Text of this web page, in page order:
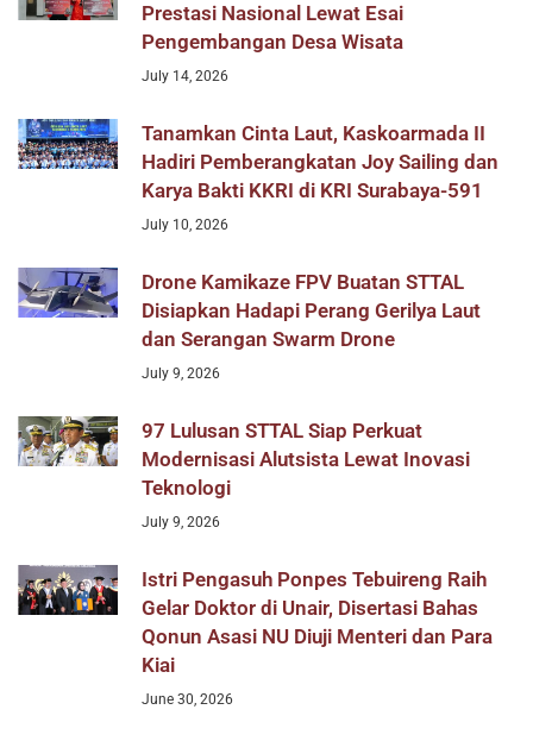
Prestasi Nasional Lewat Esai
Pengembangan Desa Wisata
July 14, 2026
Tanamkan Cinta Laut, Kaskoarmada II
Hadiri Pemberangkatan Joy Sailing dan
Karya Bakti KKRI di KRI Surabaya-591
July 10, 2026
Drone Kamikaze FPV Buatan STTAL
Disiapkan Hadapi Perang Gerilya Laut
dan Serangan Swarm Drone
July 9, 2026
97 Lulusan STTAL Siap Perkuat
Modernisasi Alutsista Lewat Inovasi
Teknologi
July 9, 2026
Istri Pengasuh Ponpes Tebuireng Raih
Gelar Doktor di Unair, Disertasi Bahas
Qonun Asasi NU Diuji Menteri dan Para
Kiai
June 30, 2026